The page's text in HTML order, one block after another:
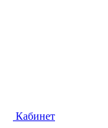
Кабинет